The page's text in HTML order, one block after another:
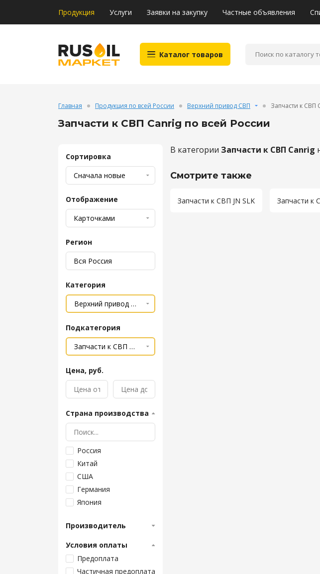
Продукция Услуги Заявки на закупку Частные объявления
Каталог товаров
Главная Продукция по всей России Верхний привод СВП Запчасти к СВП
Запчасти к СВП Canrig по всей России
Сортировка
Отображение
Регион
Категория
Подкатегория
Цена, руб.
Страна производства
Россия
Китай
США
Германия
Япония
Белоруссия
Канада
Производитель
Условия оплаты
Предоплата
Частичная предоплата
В категории Запчасти к СВП Canrig
Смотрите также
Запчасти к СВП JN SLK Запчасти к